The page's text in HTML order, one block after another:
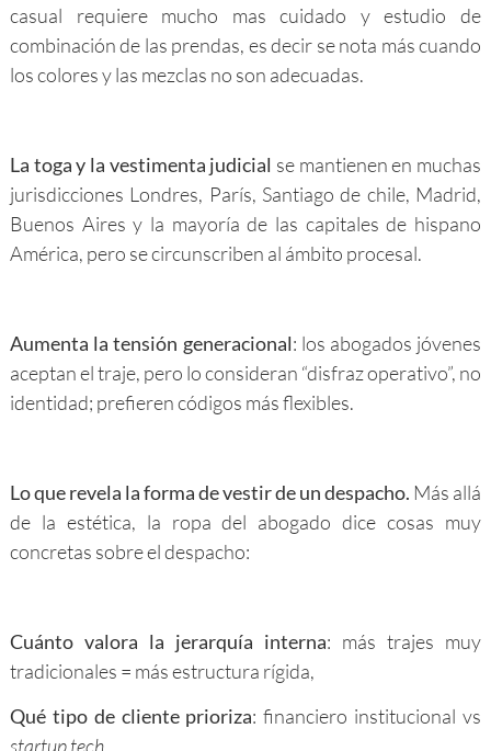
casual requiere mucho mas cuidado y estudio de
combinación de las prendas, es decir se nota más cuando
los colores y las mezclas no son adecuadas.
La toga y la vestimenta judicial se mantienen en muchas
jurisdicciones Londres, París, Santiago de chile, Madrid,
Buenos Aires y la mayoría de las capitales de hispano
América, pero se circunscriben al ámbito procesal.
Aumenta la tensión generacional: los abogados jóvenes
aceptan el traje, pero lo consideran “disfraz operativo”, no
identidad; prefieren códigos más flexibles.
Lo que revela la forma de vestir de un despacho. Más allá
de la estética, la ropa del abogado dice cosas muy
concretas sobre el despacho:
Cuánto valora la jerarquía interna: más trajes muy
tradicionales = más estructura rígida,
Qué tipo de cliente prioriza: financiero institucional vs
startup tech.